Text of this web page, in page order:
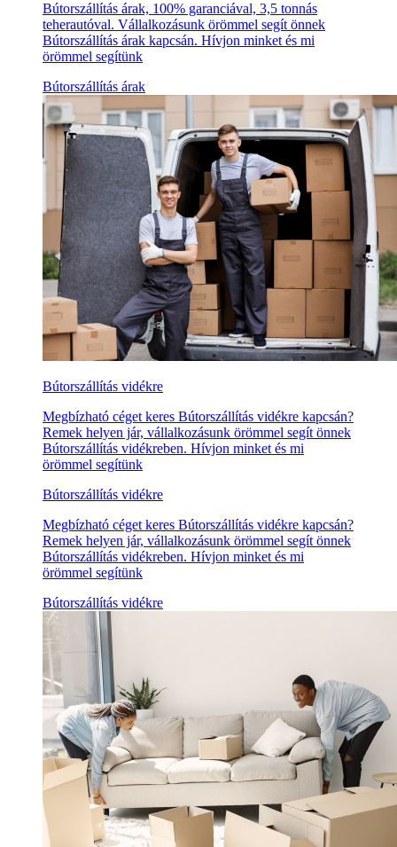
Bútorszállítás árak, 100% garanciával, 3,5 tonnás
teherautóval. Vállalkozásunk örömmel segít önnek
Bútorszállítás árak kapcsán. Hívjon minket és mi
örömmel segítünk
Bútorszállítás árak
Bútorszállítás vidékre
Megbízható céget keres Bútorszállítás vidékre kapcsán?
Remek helyen jár, vállalkozásunk örömmel segít önnek
Bútorszállítás vidékreben. Hívjon minket és mi
örömmel segítünk
Bútorszállítás vidékre
Megbízható céget keres Bútorszállítás vidékre kapcsán?
Remek helyen jár, vállalkozásunk örömmel segít önnek
Bútorszállítás vidékreben. Hívjon minket és mi
örömmel segítünk
Bútorszállítás vidékre